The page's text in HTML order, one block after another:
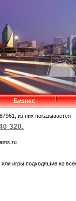
Бизнес
из них показывается
320.
или игры подходящие ко